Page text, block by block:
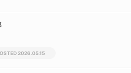
2026.05.15